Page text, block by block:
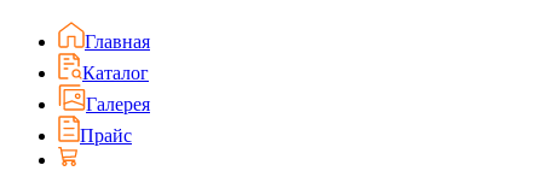
Главная
Каталог
Галерея
Прайс